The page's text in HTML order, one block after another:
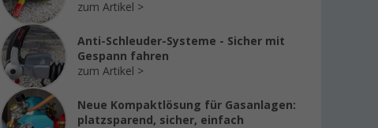
zum Artikel
Anti-Schleuder-Systeme - Sicher mit
Gespann fahren
zum Artikel
Neue Kompaktlösung für Gasanlagen:
platzsparend, sicher, einfach